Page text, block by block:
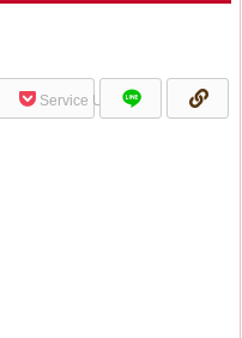
Service Una